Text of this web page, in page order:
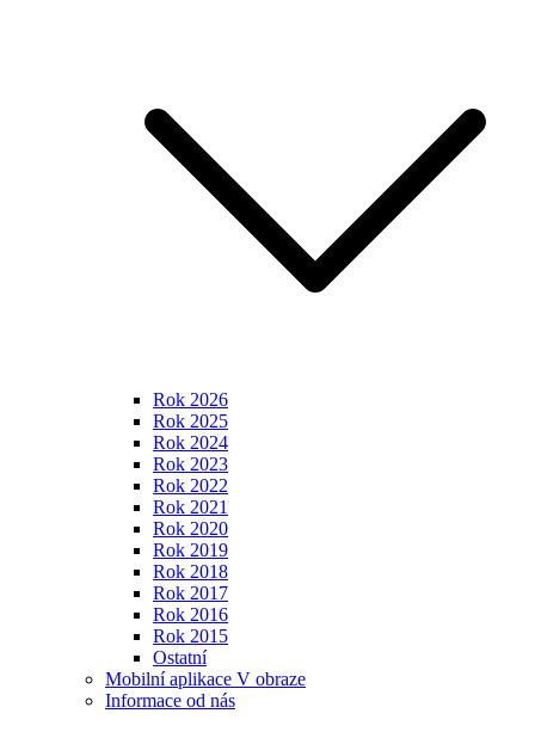
Rok 2026
Rok 2025
Rok 2024
Rok 2023
Rok 2022
Rok 2021
Rok 2020
Rok 2019
Rok 2018
Rok 2017
Rok 2016
Rok 2015
Ostatní
Mobilní aplikace V obraze
Informace od nás